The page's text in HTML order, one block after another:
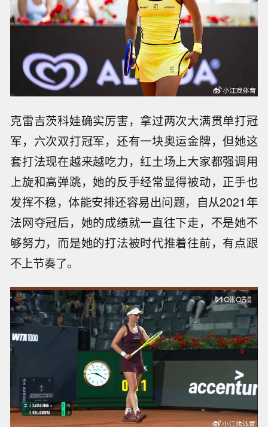
克雷吉茨科娃确实厉害，拿过两次大满贯单打冠
军，六次双打冠军，还有一块奥运金牌，但她这
套打法现在越来越吃力，红土场上大家都强调用
上旋和高弹跳，她的反手经常显得被动，正手也
发挥不稳，体能安排还容易出问题，自从2021年
法网夺冠后，她的成绩就一直往下走，不是她不
够努力，而是她的打法被时代推着往前，有点跟
不上节奏了。